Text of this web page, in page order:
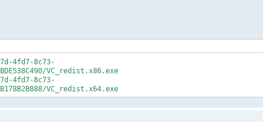
4fd7-8c73-
VC_redist.x86.exe
4fd7-8c73-
VC_redist.x64.exe